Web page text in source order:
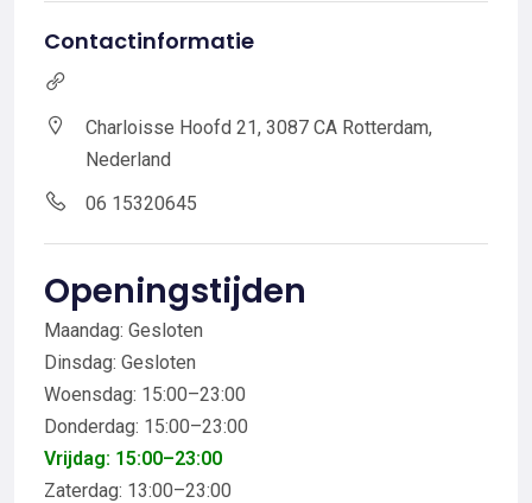
Contactinformatie
Charloisse Hoofd 21, 3087 CA Rotterdam,
Nederland
06 15320645
Openingstijden
Maandag: Gesloten
Dinsdag: Gesloten
Woensdag: 15:00–23:00
Donderdag: 15:00–23:00
Vrijdag: 15:00–23:00
Zaterdag: 13:00–23:00